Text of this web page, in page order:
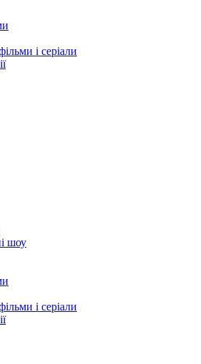
і серіали
шоу
і серіали